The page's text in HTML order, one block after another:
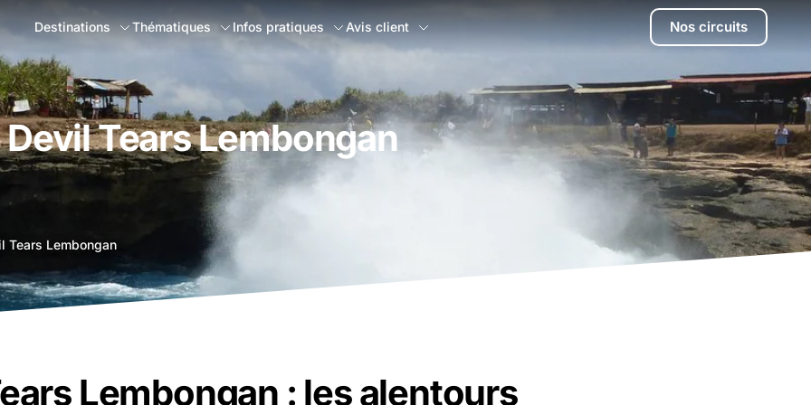
Destinations Thématiques Infos pratiques Avis client Nos circuits
Devil Tears Lembongan
Tears Lembongan
Lembongan : les alentours